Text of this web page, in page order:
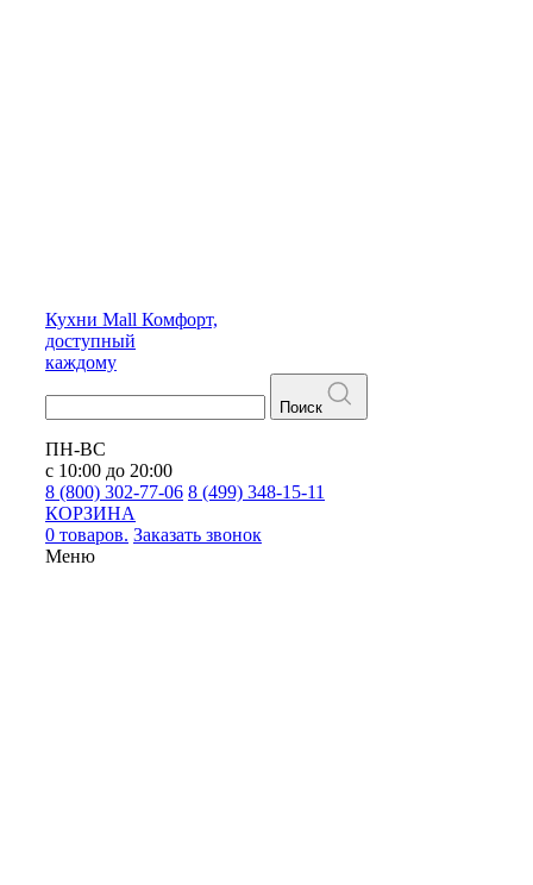
Кухни Mall Комфорт,
доступный
каждому
Поиск
ПН-ВС
с 10:00 до 20:00
8 (800) 302-77-06 8 (499) 348-15-11
КОРЗИНА
0 товаров. Заказать звонок
Меню